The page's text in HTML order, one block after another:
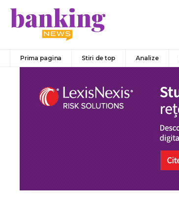
Prima pagina Stiri de top Analize